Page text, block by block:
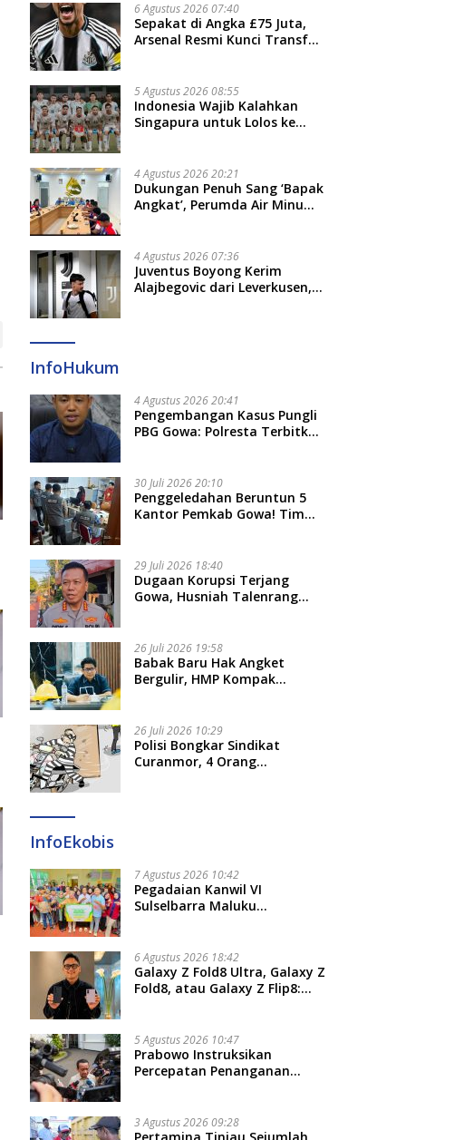
6 Agustus 2026 07:40
Sepakat di Angka £75 Juta,
Arsenal Resmi Kunci Transfer
5 Agustus 2026 08:55
Indonesia Wajib Kalahkan
Singapura untuk Lolos ke
4 Agustus 2026 20:21
Dukungan Penuh Sang ‘Bapak
Angkat’, Perumda Air Minum
4 Agustus 2026 07:36
Juventus Boyong Kerim
Alajbegovic dari Leverkusen,
InfoHukum
4 Agustus 2026 20:41
Pengembangan Kasus Pungli
PBG Gowa: Polresta Terbitkan
30 Juli 2026 20:10
Penggeledahan Beruntun 5
Kantor Pemkab Gowa! Tim
Rp16 Miliar
29 Juli 2026 18:40
Dugaan Korupsi Terjang
Gowa, Husniah Talenrang
26 Juli 2026 19:58
​Babak Baru Hak Angket
Bergulir, HMP Kompak
26 Juli 2026 10:29
Polisi Bongkar Sindikat
Curanmor, 4 Orang
InfoEkobis
7 Agustus 2026 10:42
Pegadaian Kanwil VI
Sulselbarra Maluku
Masyarakat
6 Agustus 2026 18:42
Galaxy Z Fold8 Ultra, Galaxy Z
Fold8, atau Galaxy Z Flip8:
5 Agustus 2026 10:47
Prabowo Instruksikan
Percepatan Penanganan
3 Agustus 2026 09:28